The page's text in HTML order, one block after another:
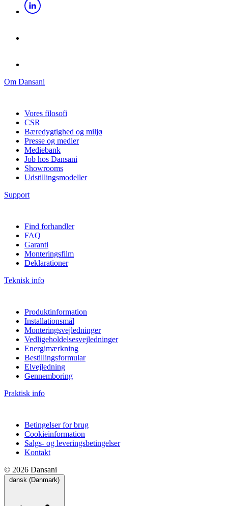
Om Dansani
Vores filosofi
CSR
Bæredygtighed og miljø
Presse og medier
Mediebank
Job hos Dansani
Showrooms
Udstillingsmodeller
Support
Find forhandler
FAQ
Garanti
Monteringsfilm
Deklarationer
Teknisk info
Produktinformation
Installationsmål
Monteringsvejledninger
Vedligeholdelsesvejledninger
Energimærkning
Bestillingsformular
Elvejledning
Gennemboring
Praktisk info
Betingelser for brug
Cookieinformation
Salgs- og leveringsbetingelser
Kontakt
© 2026 Dansani
dansk (Danmark)